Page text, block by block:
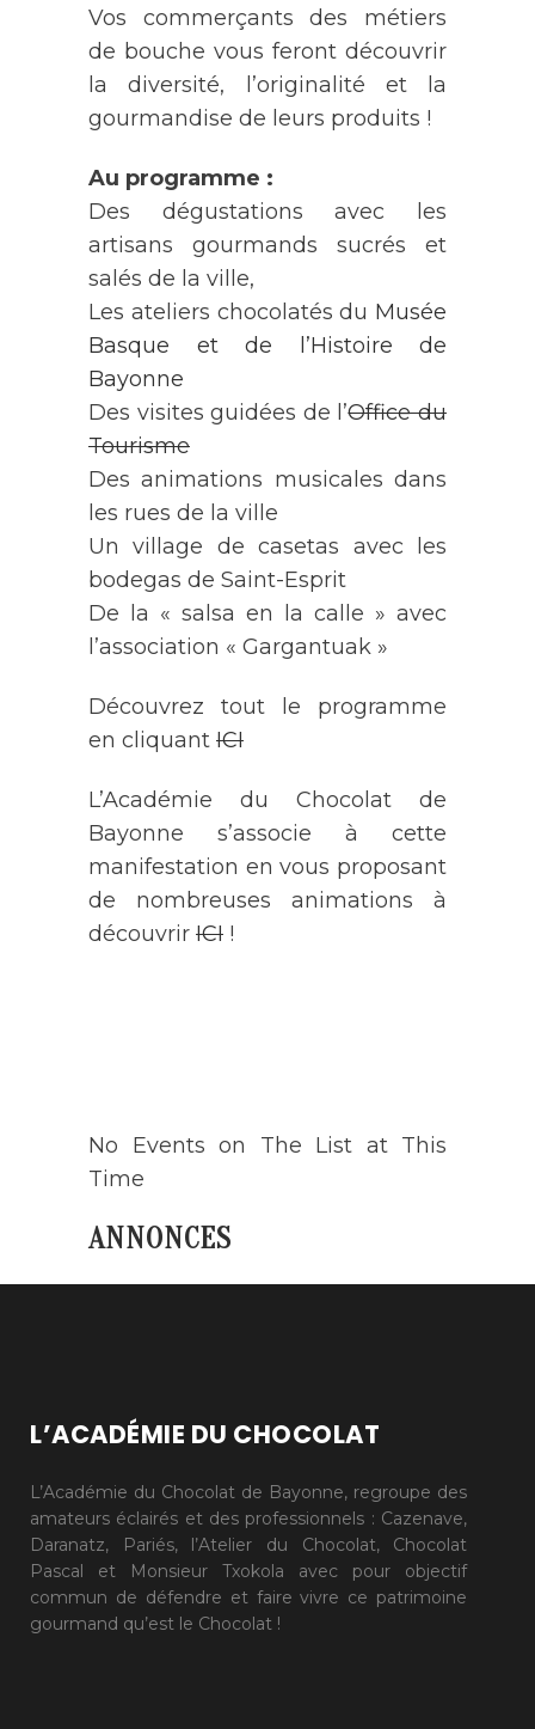
Vos commerçants des métiers
de bouche vous feront découvrir
la diversité, l’originalité et la
gourmandise de leurs produits !
Au programme :
Des dégustations avec les
artisans gourmands sucrés et
salés de la ville,
Les ateliers chocolatés du Musée
Basque et de l’Histoire de
Bayonne
Des visites guidées de l’Office du
Tourisme
Des animations musicales dans
les rues de la ville
Un village de casetas avec les
bodegas de Saint-Esprit
De la « salsa en la calle » avec
l’association « Gargantuak »
Découvrez tout le programme
en cliquant ICI
L’Académie du Chocolat de
Bayonne s’associe à cette
manifestation en vous proposant
de nombreuses animations à
découvrir ICI !
No Events on The List at This
Time
ANNONCES
L’ACADÉMIE DU CHOCOLAT
L’Académie du Chocolat de Bayonne, regroupe des
amateurs éclairés et des professionnels : Cazenave,
Daranatz, Pariés, l’Atelier du Chocolat, Chocolat
Pascal et Monsieur Txokola avec pour objectif
commun de défendre et faire vivre ce patrimoine
gourmand qu’est le Chocolat !